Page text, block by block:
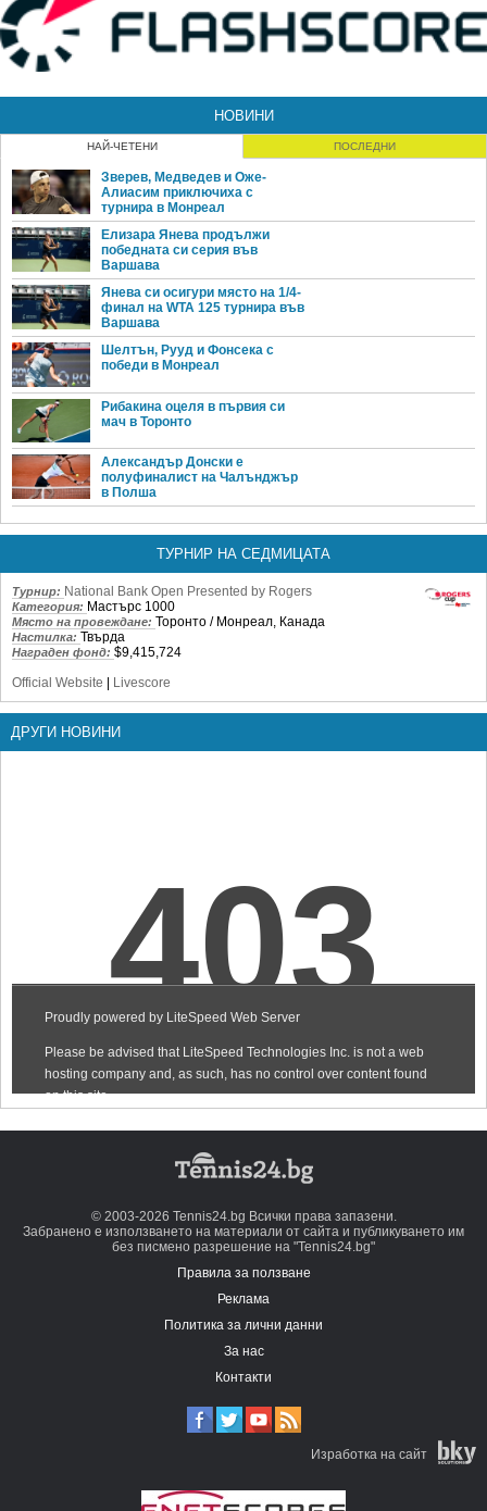
НОВИНИ
НАЙ-ЧЕТЕНИ ПОСЛЕДНИ
Зверев, Медведев и Оже-
Алиасим приключиха с
турнира в Монреал
Елизара Янева продължи
победната си серия във
Варшава
Янева си осигури място на 1/4-
финал на WTA 125 турнира във
Варшава
Шелтън, Рууд и Фонсека с
победи в Монреал
Рибакина оцеля в първия си
мач в Торонто
Александър Донски е
полуфиналист на Чалънджър
в Полша
ТУРНИР НА СЕДМИЦАТА
Турнир: National Bank Open Presented by Rogers
Категория: Мастърс 1000
Място на провеждане: Торонто / Монреал, Канада
Настилка: Твърда
Награден фонд: $9,415,724
Official Website
Livescore
ДРУГИ НОВИНИ
© 2003-2026 Tennis24.bg Всички права запазени.
Забранено е използването на материали от сайта и публикуването им
без писмено разрешение на "Tennis24.bg"
Правила за ползване
Реклама
Политика за лични данни
За нас
Контакти
Изработка на сайт